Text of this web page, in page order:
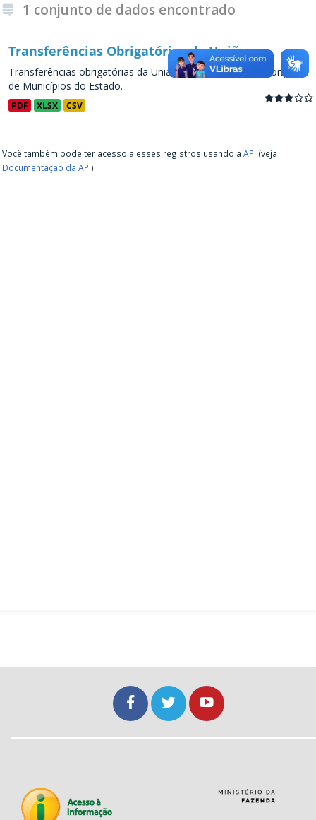
1 conjunto de dados encontrado
Transferências Obrigatórias da União
Transferências obrigatórias da União para os Estados e conjunto
de Municípios do Estado.
PDF XLSX CSV
Você também pode ter acesso a esses registros usando a API (veja
Documentação da API).